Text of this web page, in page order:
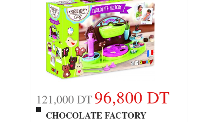
121,000 DT96,800 DT
CHOCOLATE FACTORY